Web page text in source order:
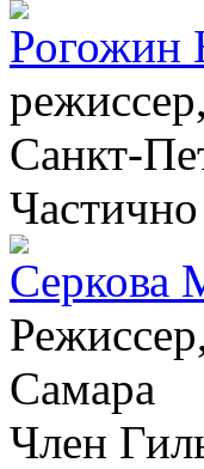
Рогожин
Санкт-
Частично
Серкова
Самара
Член